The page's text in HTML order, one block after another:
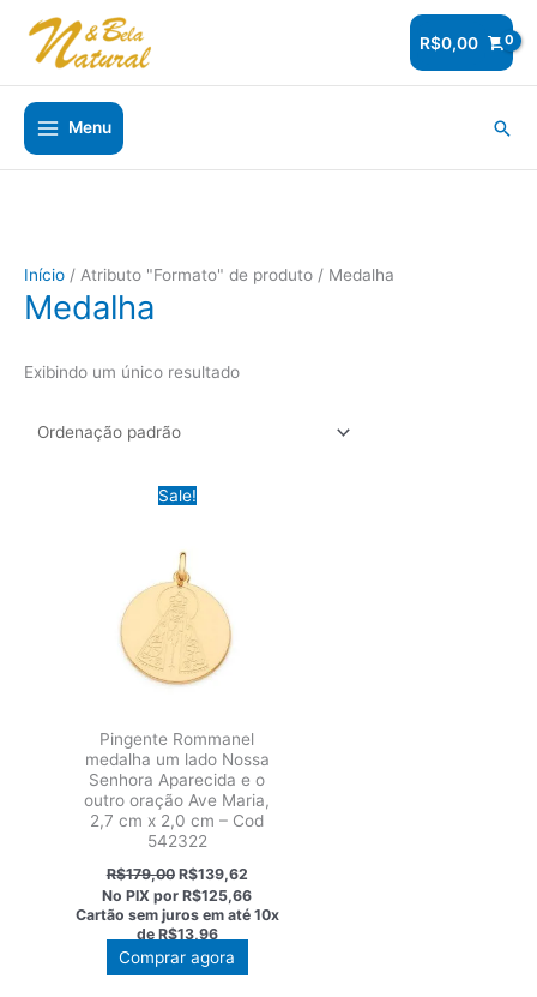
para
conteúdo
R$0,00
Menu
Início / Atributo "Formato" de produto / Medalha
Medalha
Exibindo um único resultado
Sale!
Pingente Rommanel
medalha um lado Nossa
Senhora Aparecida e o
outro oração Ave Maria,
2,7 cm x 2,0 cm – Cod
542322
R$179,00 O
preço
original
era:
R$179,00.
R$139,62O
preço
atual
é:
R$139,62.
No PIX porR$125,66
Cartão sem juros em até 10x
deR$13,96
Comprar agora